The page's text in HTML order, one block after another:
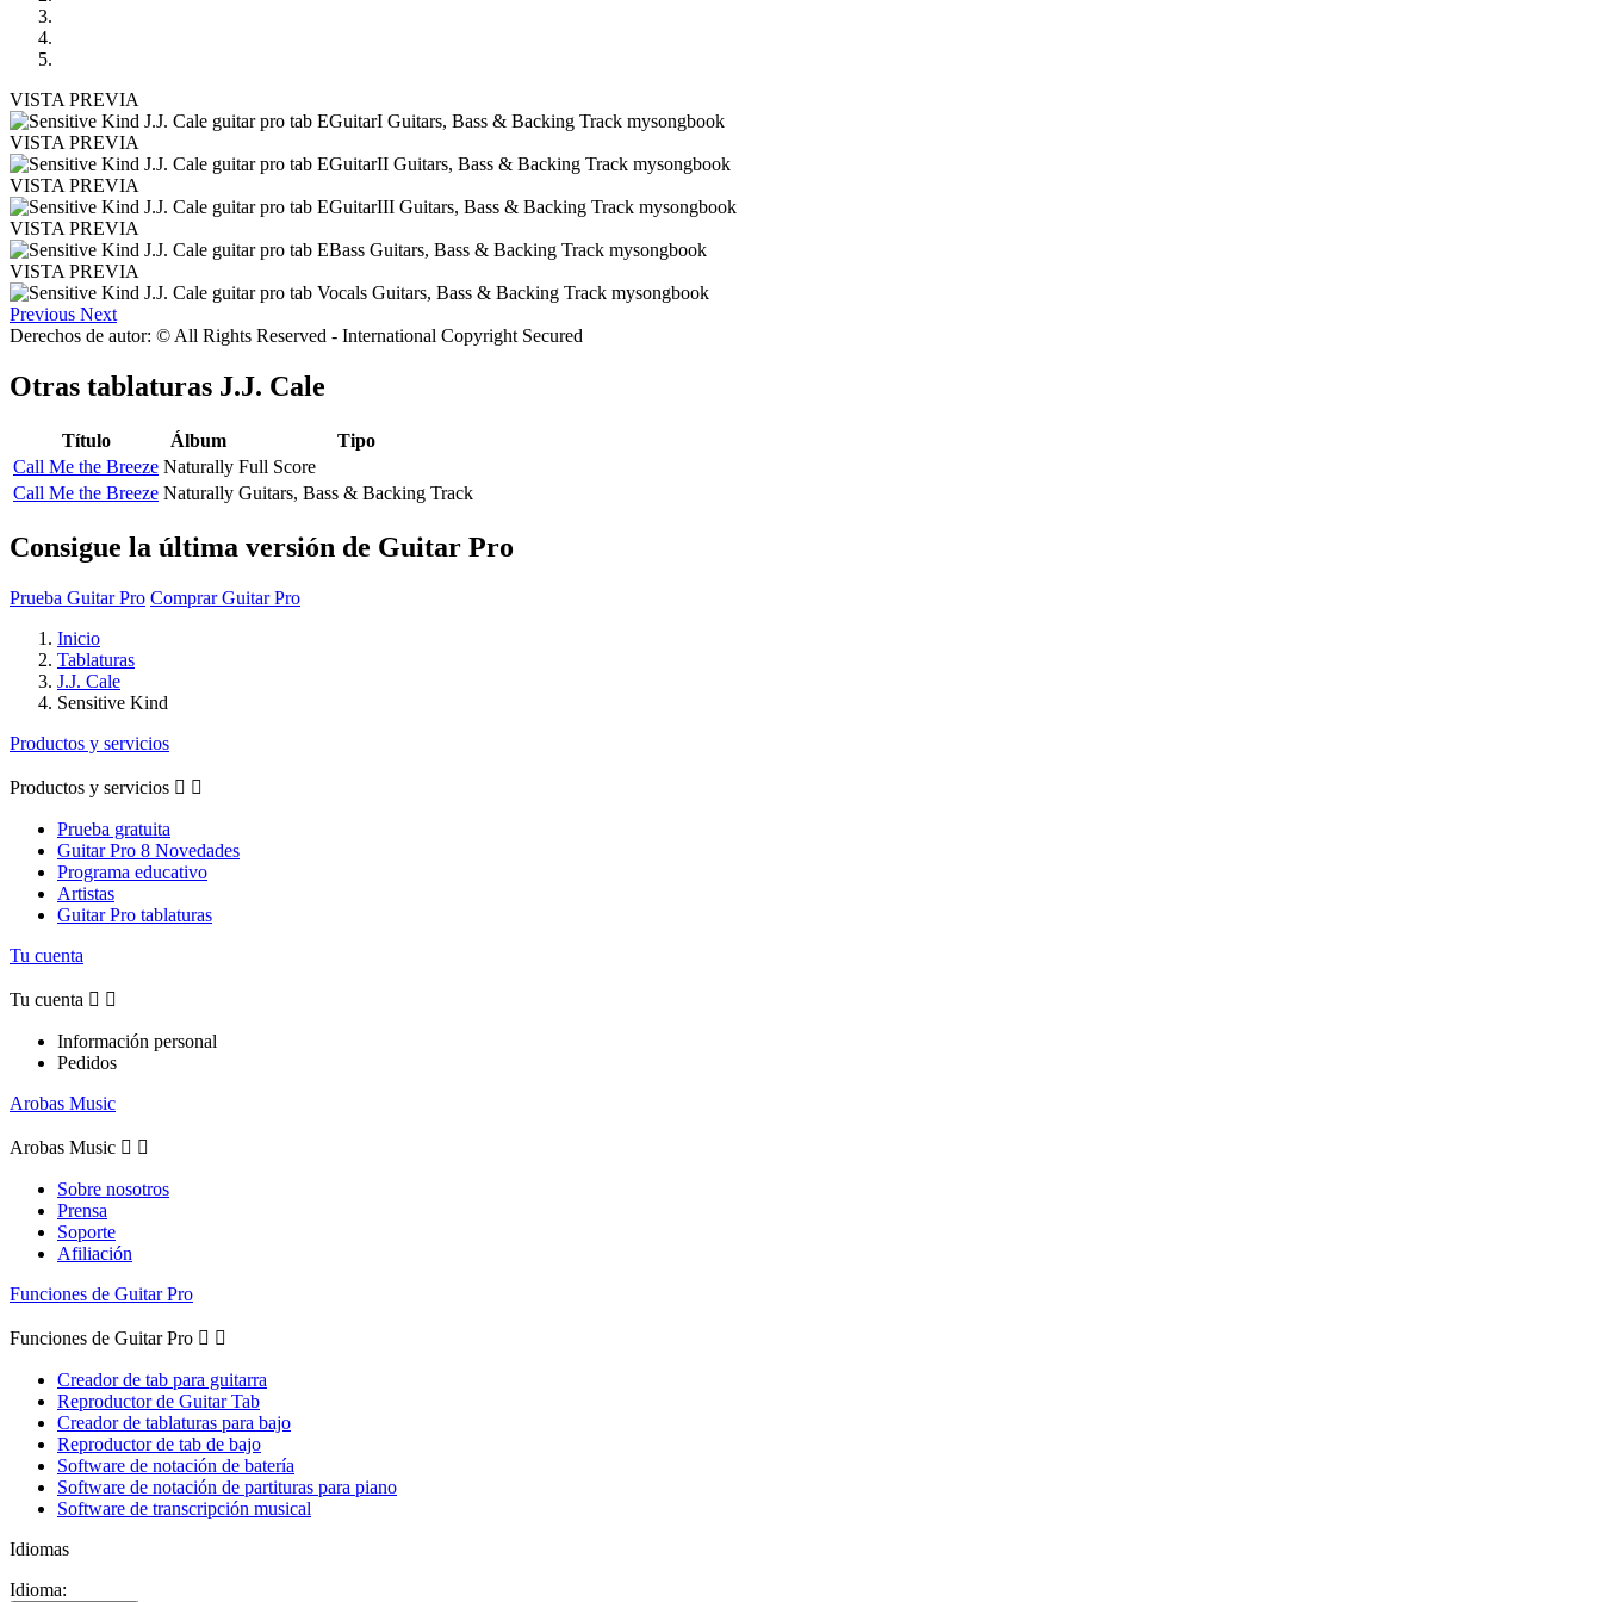
VISTA PREVIA
VISTA PREVIA
VISTA PREVIA
VISTA PREVIA
VISTA PREVIA
Previous Next
Derechos de autor: © All Rights Reserved - International Copyright Secured
Otras tablaturas J.J. Cale
Título Álbum
Tipo
Call Me the Breeze Naturally Full Score
Call Me the Breeze Naturally Guitars, Bass & Backing Track
Consigue la última versión de Guitar Pro
Prueba Guitar Pro Comprar Guitar Pro
Inicio
Tablaturas
J.J. Cale
Sensitive Kind
Productos y servicios
Productos y servicios  
Prueba gratuita
Guitar Pro 8 Novedades
Programa educativo
Artistas
Guitar Pro tablaturas
Tu cuenta
Tu cuenta  
Información personal
Pedidos
Arobas Music
Arobas Music  
Sobre nosotros
Prensa
Soporte
Afiliación
Funciones de Guitar Pro
Funciones de Guitar Pro  
Creador de tab para guitarra
Reproductor de Guitar Tab
Creador de tablaturas para bajo
Reproductor de tab de bajo
Software de notación de batería
Software de notación de partituras para piano
Software de transcripción musical
Idiomas
Idioma: